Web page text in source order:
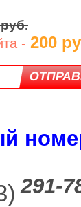
- 200
291-